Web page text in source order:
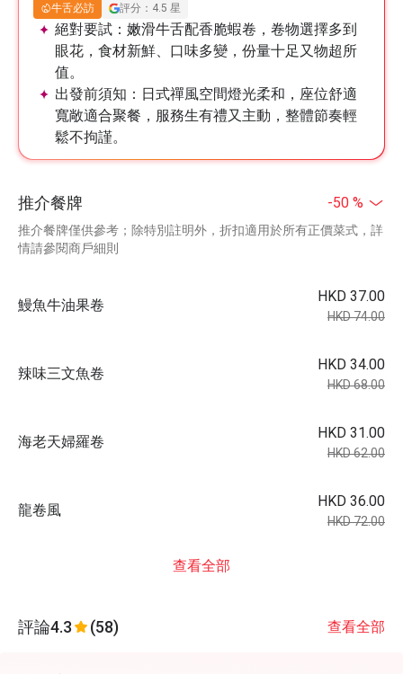
牛舌必訪 評分：4.5 星
絕對要試： 嫩滑牛舌配香脆蝦卷，卷物選擇多到
眼花，食材新鮮、口味多變，份量十足又物超所
值。
出發前須知： 日式禪風空間燈光柔和，座位舒適
寬敞適合聚餐，服務生有禮又主動，整體節奏輕
鬆不拘謹。
推介餐牌 -50 %
推介餐牌僅供參考；除特別註明外，折扣適用於所有正價菜式，詳
情請參閱商戶細則
鰻魚牛油果卷
HKD 37.00
HKD 74.00
辣味三文魚卷
HKD 34.00
HKD 68.00
海老天婦羅卷
HKD 31.00
HKD 62.00
龍卷風
HKD 36.00
HKD 72.00
查看全部
評論4.3 (58) 查看全部